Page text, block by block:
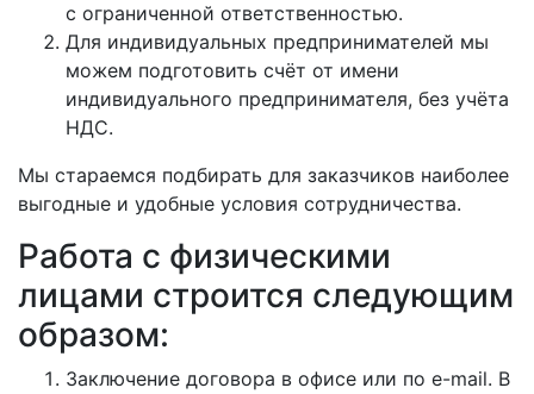
с ограниченной ответственностью.
Для индивидуальных предпринимателей мы
можем подготовить счёт от имени
индивидуального предпринимателя, без учёта
НДС.
Мы стараемся подбирать для заказчиков наиболее
выгодные и удобные условия сотрудничества.
Работа с физическими
лицами строится следующим
образом:
Заключение договора в офисе или по e-mail. В